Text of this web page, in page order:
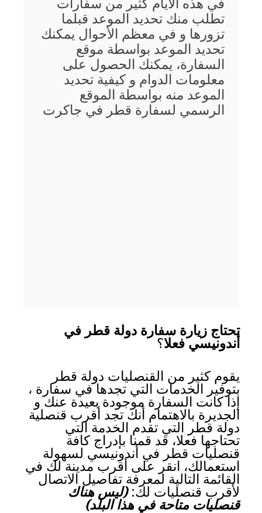
في هذه الأيام كثير من سفارات
تطلب منك تحديد الموعد قبلما
تزورها و في معظم الأحوال يمكنك
تحديد الموعد بواسطة موقع
السفارة، يمكنك الحصول على
معلومات الدوام و كيفية تحديد
الموعد منه بواسطة الموقع
الرسمي لسفارة قطر في جاكرت
تحتاج زيارة سفارة دولة قطر في
أندونيسي فعلا؟
يقوم كثير من القنصليات دولة قطر
بتوفير الخدمات التي تجدها في سفارة ،
إذا كانت السفارة موجودة بعيدة عنك و
الجديرة بالاهتمام أنك تجد أقرب قنصلية
دولة قطر التي تقدم الخدمة التي
تحتاجها فعلا، قد قمنا بإدراج كافة
قنصليات قطر في أندونيسي لسهولة
استعمالك، انقر على أقرب مدينة لك في
القائمة التالية لمعرفة تفاصيل الاتصال
لأقرب قنصليات لك:(ليس هناك
قنصليات متاحة في هذا البلد)